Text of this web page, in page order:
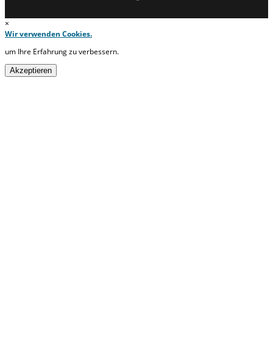
×
Wir verwenden Cookies.
um Ihre Erfahrung zu verbessern.
Akzeptieren